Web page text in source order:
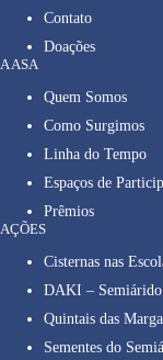
Contato
Doações
A ASA
Quem Somos
Como Surgimos
Linha do Tempo
Espaços de
Prêmios
AÇÕES
Cisternas nas
DAKI –
Quintais das
Sementes do